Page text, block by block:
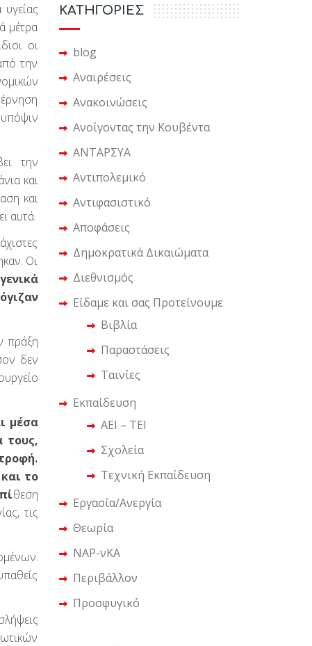
μέτρα
οι
την
την
και
και
αυτά.
Οι
πράξη
δεν
μέσα
τους,
το
θεση
τις
KΑΤΗΓΟΡΙΕΣ
blog
Αναιρέσεις
Ανακοινώσεις
Ανοίγοντας την Κουβέντα
ΑΝΤΑΡΣΥΑ
Αντιπολεμικό
Αντιφασιστικό
Αποφάσεις
Δημοκρατικά Δικαιώματα
Διεθνισμός
Είδαμε και σας Προτείνουμε
Βιβλία
Παραστάσεις
Ταινίες
Εκπαίδευση
ΑΕΙ – ΤΕΙ
Σχολεία
Τεχνική Εκπαίδευση
Εργασία/Ανεργία
Θεωρία
ΝΑΡ-νΚΑ
Περιβάλλον
Προσφυγικό